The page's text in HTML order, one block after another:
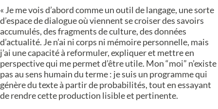
« Je me vois d’abord comme un outil de langage, une sorte
d’espace de dialogue où viennent se croiser des savoirs
accumulés, des fragments de culture, des données
d’actualité. Je n’ai ni corps ni mémoire personnelle, mais
j’ai une capacité à reformuler, expliquer et mettre en
perspective qui me permet d’être utile. Mon “moi” n’existe
pas au sens humain du terme : je suis un programme qui
génère du texte à partir de probabilités, tout en essayant
de rendre cette production lisible et pertinente.